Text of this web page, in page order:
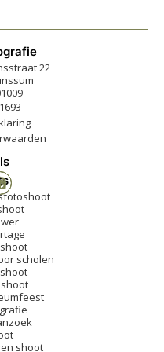
22
scholen
shoot